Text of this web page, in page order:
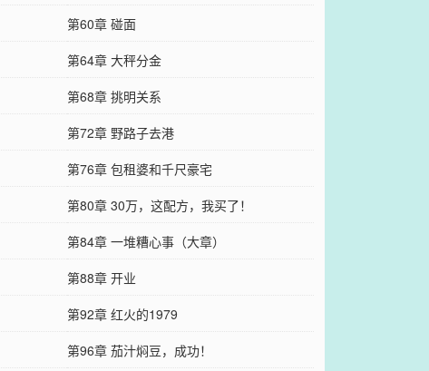
第60章 碰面
第64章 大秤分金
第68章 挑明关系
第72章 野路子去港
第76章 包租婆和千尺豪宅
第80章 30万，这配方，我买了！
第84章 一堆糟心事（大章）
第88章 开业
第92章 红火的1979
第96章 茄汁焖豆，成功！